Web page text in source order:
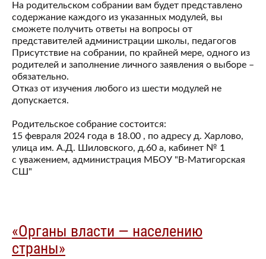
На родительском собрании вам будет представлено
содержание каждого из указанных модулей, вы
сможете получить ответы на вопросы от
представителей администрации школы, педагогов
Присутствие на собрании, по крайней мере, одного из
родителей и заполнение личного заявления о выборе –
обязательно.
Отказ от изучения любого из шести модулей не
допускается.
Родительское собрание состоится:
15 февраля 2024 года в 18.00 , по адресу д. Харлово,
улица им. А.Д. Шиловского, д.60 а, кабинет № 1
с уважением, администрация МБОУ "В-Матигорская
СШ"
«Органы власти — населению
страны»